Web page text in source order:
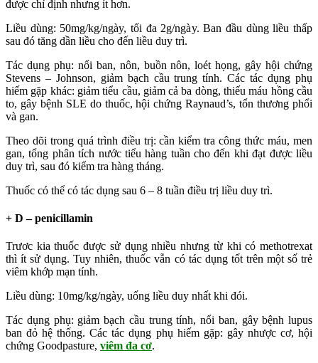
được chỉ định nhưng ít hơn.
Liều dùng: 50mg/kg/ngày, tối đa 2g/ngày. Ban đầu dùng liều thấp
sau đó tăng dần liều cho đến liều duy trì.
Tác dụng phụ: nổi ban, nôn, buồn nôn, loét họng, gây hội chứng
Stevens – Johnson, giảm bạch cầu trung tính. Các tác dụng phụ
hiếm gặp khác: giảm tiểu cầu, giảm cả ba dòng, thiếu máu hồng cầu
to, gây bệnh SLE do thuốc, hội chứng Raynaud’s, tổn thương phổi
và gan.
Theo dõi trong quá trình điều trị: cần kiểm tra công thức máu, men
gan, tổng phân tích nước tiểu hàng tuần cho đến khi đạt được liều
duy trì, sau đó kiểm tra hàng tháng.
Thuốc có thể có tác dụng sau 6 – 8 tuần điều trị liều duy trì.
+ D – penicillamin
Trươc kia thuốc được sử dụng nhiều nhưng từ khi có methotrexat
thì ít sử dụng. Tuy nhiên, thuốc vẫn có tác dụng tốt trên một số trẻ
viêm khớp mạn tính.
Liều dùng: 10mg/kg/ngày, uống liều duy nhất khi đói.
Tác dụng phụ: giảm bạch cầu trung tính, nổi ban, gây bệnh lupus
ban đỏ hệ thống. Các tác dụng phụ hiếm gặp: gây nhược cơ, hội
chứng Goodpasture, viêm đa cơ.